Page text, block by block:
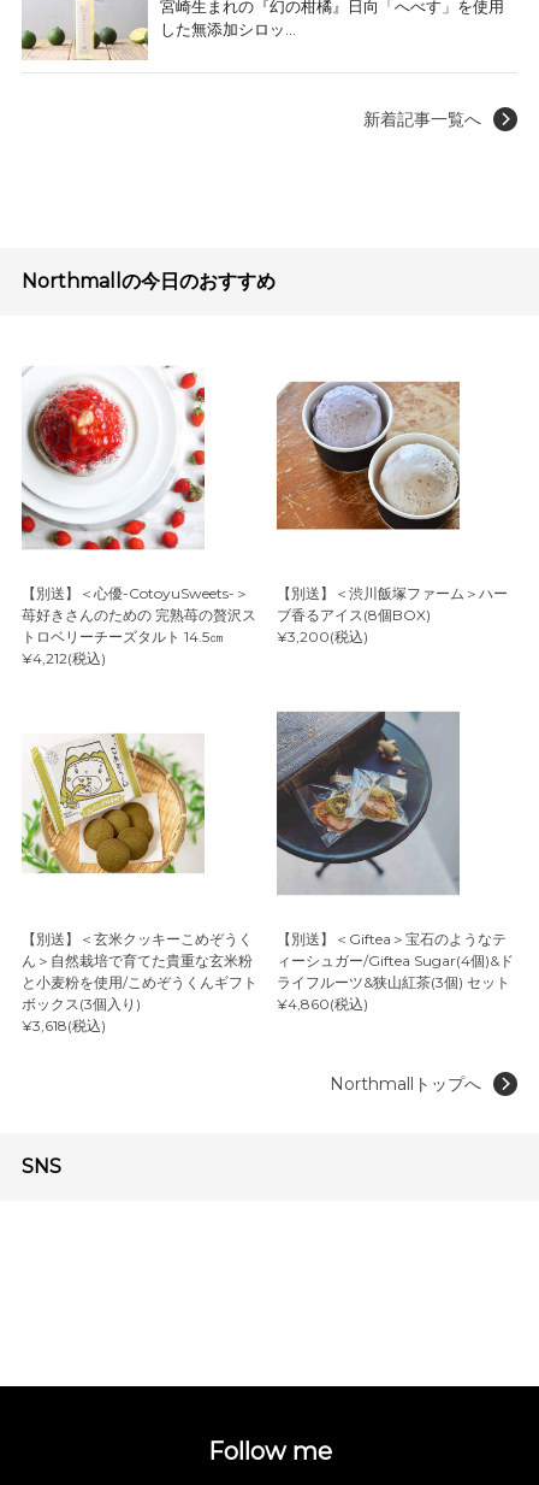
宮崎生まれの『幻の柑橘』日向「へべす」を使用
した無添加シロッ...
新着記事一覧へ
Northmallの今日のおすすめ
【別送】＜心優-CotoyuSweets-＞
苺好きさんのための 完熟苺の贅沢ス
トロベリーチーズタルト 14.5㎝
¥4,212(税込)
【別送】＜渋川飯塚ファーム＞ハー
ブ香るアイス(8個BOX)
¥3,200(税込)
【別送】＜玄米クッキーこめぞうく
ん＞自然栽培で育てた貴重な玄米粉
と小麦粉を使用/こめぞうくんギフト
ボックス(3個入り)
¥3,618(税込)
【別送】＜Giftea＞宝石のようなテ
ィーシュガー/Giftea Sugar(4個)&ド
ライフルーツ&狭山紅茶(3個) セット
¥4,860(税込)
Northmallトップへ
SNS
Follow me